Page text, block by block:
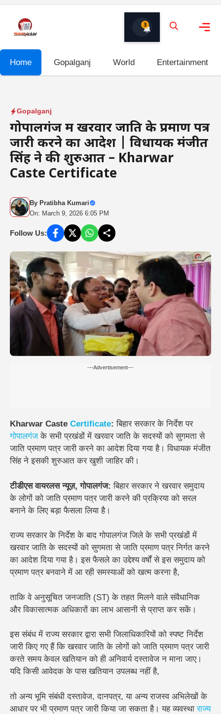
content
3
Home Gopalganj World Entertainment
Gopalganj
गोपालगंज में खरवार जाति के प्रमाण पत्र
जारी करने का आदेश | विधायक मंजीत
सिंह ने की शुरुआत – Kharwar
Caste Certificate
By Pratibha Kumari
On: March 9, 2026 6:05 PM
Follow Us:
---Advertisement---
Kharwar Caste Certificate: बिहार सरकार के निर्देश पर
गोपालगंजके सभी प्रखंडों में खरवार जाति के सदस्यों को सुगमता से
जाति प्रमाण पत्र जारी करने का आदेश दिया गया है। विधायक मंजीत
सिंह ने इसकी शुरुआत कर खुशी जाहिर की।
टीडीएस वायरलस न्यूज़, गोपालगंज: बिहार सरकार ने खरवार समुदाय
के लोगों को जाति प्रमाण पत्र जारी करने की प्रक्रिया को सरल
बनाने के लिए बड़ा फैसला लिया है।
राज्य सरकार के निर्देश के बाद गोपालगंज जिले के सभी प्रखंडों में
खरवार जाति के सदस्यों को सुगमता से जाति प्रमाण पत्र निर्गत करने
का आदेश दिया गया है। इस फैसले का उद्देश्य वर्षों से इस समुदाय को
प्रमाण पत्र बनवाने में आ रही समस्याओं को खत्म करना है,
ताकि वे अनुसूचित जनजाति (ST) के तहत मिलने वाले संवैधानिक
और विकासात्मक अधिकारों का लाभ आसानी से प्राप्त कर सकें।
इस संबंध में राज्य सरकार द्वारा सभी जिलाधिकारियों को स्पष्ट निर्देश
जारी किए गए हैं कि खरवार जाति के लोगों को जाति प्रमाण पत्र जारी
करते समय केवल खतियान को ही अनिवार्य दस्तावेज न माना जाए।
यदि किसी आवेदक के पास खतियान उपलब्ध नहीं है,
तो अन्य भूमि संबंधी दस्तावेज, दानपत्र, या अन्य राजस्व अभिलेखों के
आधार पर भी प्रमाण पत्र जारी किया जा सकता है। यह व्यवस्थाराज्य